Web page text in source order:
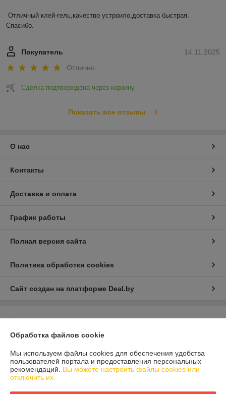
Отличный клей-гель,качество устроило,доставка быстрая.
Спасибо.
14.11.2025
Покупатель
Отлично
Сделка подтверждена через корзину
Показать все отзывы
О нас
Контакты
Доставка и оплата
График работы
Полная версия сайта
Политика обработки cookies
Сайт создан на платформе Deal.by
Информация для покупателя
Юридическое лицо:ООО "Клейбел"
д. 19/63, оф. 11
Регистрационный номер ЕГР: 693346465
Обработка файлов cookie
Мы используем файлы cookies для обеспечения удобства
пользователей портала и предоставления персональных
рекомендаций. Вы можете настроить файлы cookies или
отключить их.